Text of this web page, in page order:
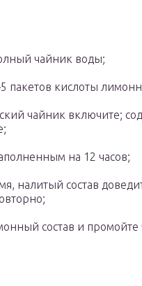
чайник воды;
пакетов кислоты
чайник включите;
на 12 часов;
налитый состав
состав и промойте